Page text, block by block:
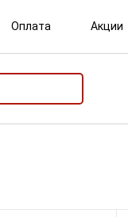
Оплата Акции